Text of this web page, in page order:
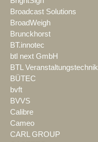
Broadcast Solutions
BroadWeigh
Brunckhorst
BT.innotec
btl next GmbH
BTL Veranstaltungstechnik
BÜTEC
bvft
BVVS
Calibre
Cameo
CARL GROUP